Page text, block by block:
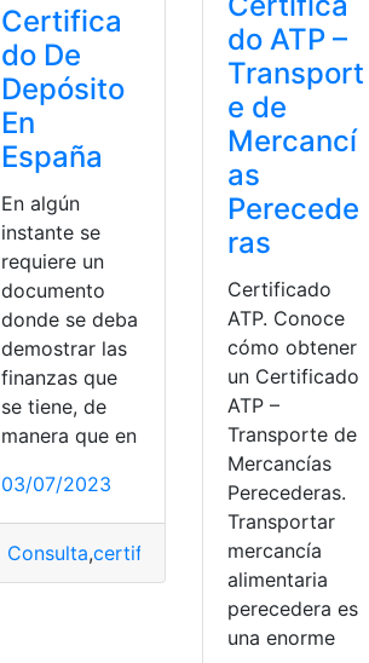
Certifica
do De
Depósito
En
España
En algún
instante se
requiere un
documento
donde se deba
demostrar las
finanzas que
se tiene, de
manera que en
03/07/2023
Consulta,certificado cómo obtener
do ATP –
Transport
e de
Mercancí
as
Perecede
ras
Certificado
ATP. Conoce
cómo obtener
un Certificado
ATP –
Transporte de
Mercancías
Perecederas.
Transportar
mercancía
alimentaria
perecedera es
una enorme